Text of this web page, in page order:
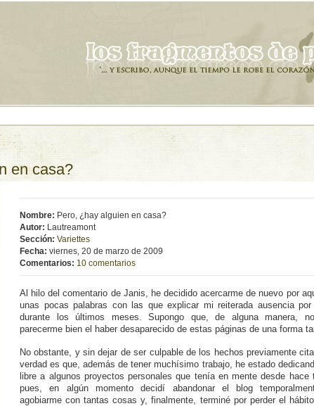
en casa?
Nombre: Pero, ¿hay alguien en casa?
Autor: Lautreamont
Sección: Variettes
Fecha: viernes, 20 de marzo de 2009
Comentarios: 10 comentarios
Al hilo del comentario de Janis, he decidido acercarme de nuevo por
unas pocas palabras con las que explicar mi reiterada ausencia
durante los últimos meses. Supongo que, de alguna manera,
parecerme bien el haber desaparecido de estas páginas de una forma
No obstante, y sin dejar de ser culpable de los hechos previamente
verdad es que, además de tener muchí­simo trabajo, he estado
libre a algunos proyectos personales que tení­a en mente desde
pues, en algún momento decidí­ abandonar el blog
agobiarme con tantas cosas y, finalmente, terminé por perder el